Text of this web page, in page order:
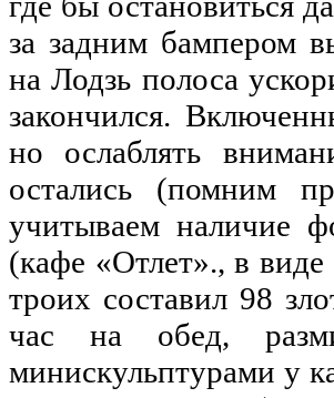
за задним бампером
на Лодзь полоса
закончился.
но ослаблять
остались (помним
учитываем наличие
(кафе «Отлет»., в
троих составил 98
часна обед,
минискульптурами у